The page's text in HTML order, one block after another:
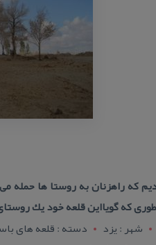
كه راهزنان به روستا ها حمله
كه گویااین قلعه خود یك
شهر : يزد
دسته : قلعه های